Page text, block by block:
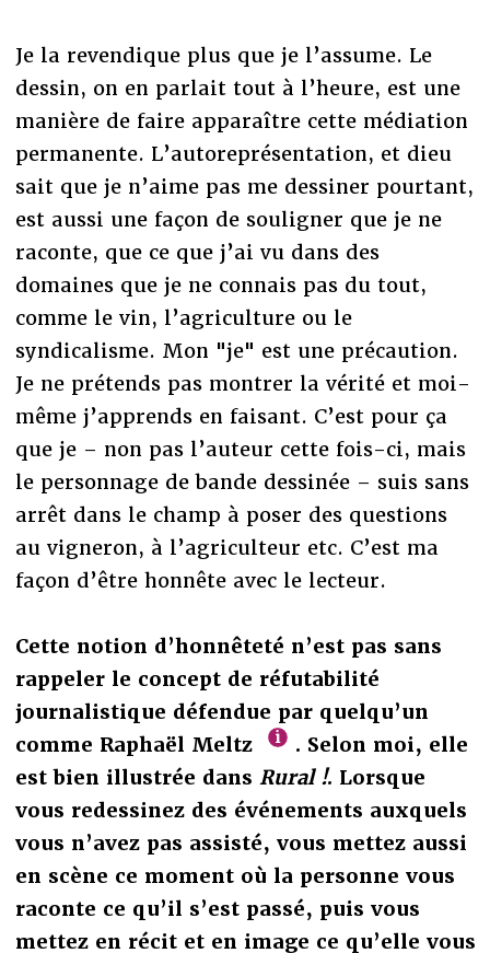
Je la revendique plus que je l’assume. Le
dessin, on en parlait tout à l’heure, est une
manière de faire apparaître cette médiation
permanente. L’autoreprésentation, et dieu
sait que je n’aime pas me dessiner pourtant,
est aussi une façon de souligner que je ne
raconte, que ce que j’ai vu dans des
domaines que je ne connais pas du tout,
comme le vin, l’agriculture ou le
syndicalisme. Mon "je" est une précaution.
Je ne prétends pas montrer la vérité et moi-
même j’apprends en faisant. C’est pour ça
que je – non pas l’auteur cette fois-ci, mais
le personnage de bande dessinée – suis sans
arrêt dans le champ à poser des questions
au vigneron, à l’agriculteur etc. C’est ma
façon d’être honnête avec le lecteur.
Cette notion d’honnêteté n’est pas sans
rappeler le concept de réfutabilité
journalistique défendue par quelqu’un
comme Raphaël Meltz
. Selon moi, elle
est bien illustrée dans Rural !. Lorsque
vous redessinez des événements auxquels
vous n’avez pas assisté, vous mettez aussi
en scène ce moment où la personne vous
raconte ce qu’il s’est passé, puis vous
mettez en récit et en image ce qu’elle vous